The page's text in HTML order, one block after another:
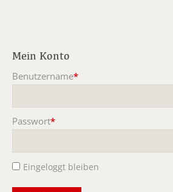
Mein Konto
Benutzername*
Passwort*
Eingeloggt bleiben